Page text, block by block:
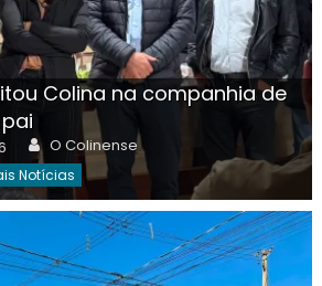
Colina na companhia de
Author
O Colinense
Notícias